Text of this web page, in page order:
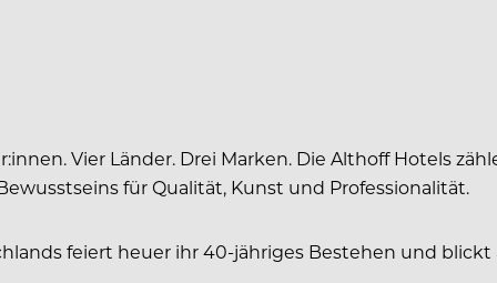
Vier Länder. Drei Marken. Die Althoff Hotels
für Qualität, Kunst und Professionalität.
feiert heuer ihr 40-jähriges Bestehen und